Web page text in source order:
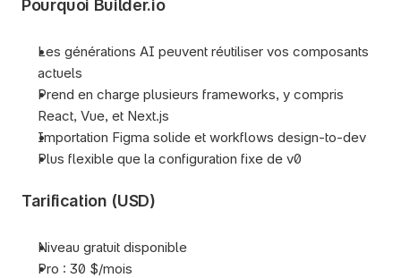
Pourquoi Builder.io
Les générations AI peuvent réutiliser vos composants
actuels
Prend en charge plusieurs frameworks, y compris
React, Vue, et Next.js
Importation Figma solide et workflows design-to-dev
Plus flexible que la configuration fixe de v0
Tarification (USD)
Niveau gratuit disponible
Pro : 30 $/mois